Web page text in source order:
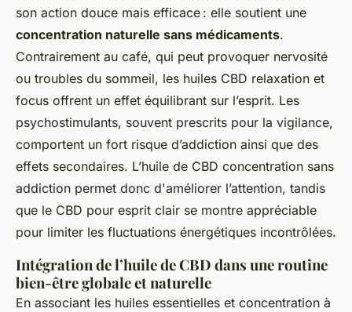
son action douce mais efficace : elle soutient une
concentration naturelle sans médicaments.
Contrairement au café, qui peut provoquer nervosité
ou troubles du sommeil, les huiles CBD relaxation et
focus offrent un effet équilibrant sur l’esprit. Les
psychostimulants, souvent prescrits pour la vigilance,
comportent un fort risque d’addiction ainsi que des
effets secondaires. L’huile de CBD concentration sans
addiction permet donc d'améliorer l’attention, tandis
que le CBD pour esprit clair se montre appréciable
pour limiter les fluctuations énergétiques incontrôlées.
Intégration de l’huile de CBD dans une routine
bien-être globale et naturelle
En associant les huiles essentielles et concentration à